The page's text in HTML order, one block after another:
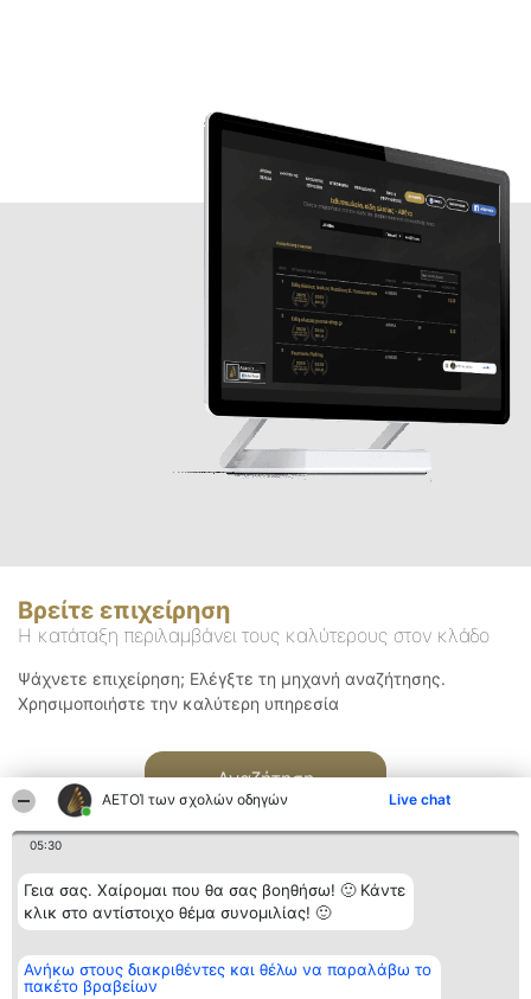
ΑΕΤΟΊ των σχολών οδηγών Live chat
05:30
Γεια σας. Χαίρομαι που θα σας βοηθήσω! 🙂 Κάντε
κλικ στο αντίστοιχο θέμα συνομιλίας! 🙂
Ανήκω στους διακριθέντες και θέλω να παραλάβω το
πακέτο βραβείων
Βρείτε επιχείρηση
Η κατάταξη περιλαμβάνει τους καλύτερους στον κλάδο
Ψάχνετε επιχείρηση; Ελέγξτε τη μηχανή αναζήτησης.
Χρησιμοποιήστε την καλύτερη υπηρεσία
Αναζήτηση
Διοργανωτής της
κατάταξης
BEAUTIFUL COMPANY
Κατάταξη
Διακριθέντες
Επικοινωνία
Επικοινωνία